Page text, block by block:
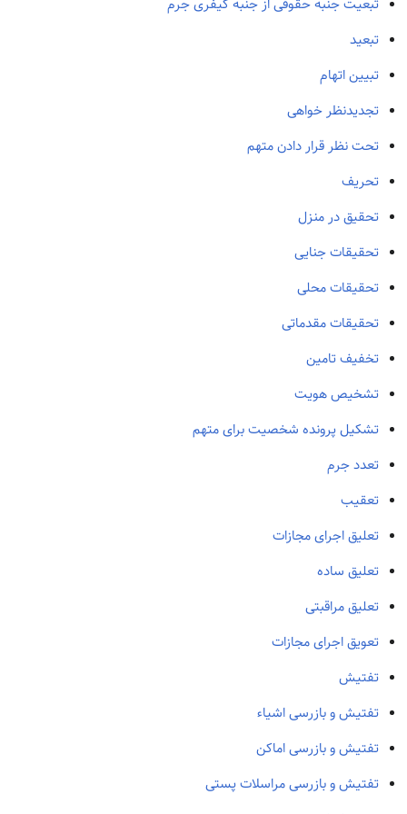
تبعیت جنبه حقوقی از جنبه کیفری جرم
تبعید
تبیین اتهام
تجدیدنظر خواهی
تحت نظر قرار دادن متهم
تحریف
تحقیق در منزل
تحقیقات جنایی
تحقیقات محلی
تحقیقات مقدماتی
تخفیف تامین
تشخیص هویت
تشکیل پرونده شخصیت برای متهم
تعدد جرم
تعقیب
تعلیق اجرای مجازات
تعلیق ساده
تعلیق مراقبتی
تعویق اجرای مجازات
تفتیش
تفتیش و بازرسی اشیاء
تفتیش و بازرسی اماکن
تفتیش و بازرسی مراسلات پستی